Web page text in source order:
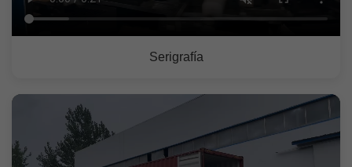
Serigrafía